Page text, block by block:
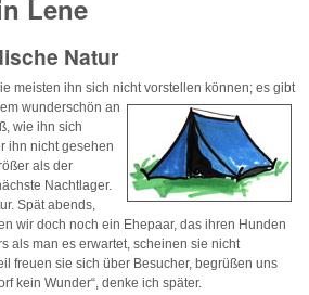
Lene
Natur
meisten ihn sich nicht vorstellen können; es gibt
wunderschön an
wie ihn sich
ihn nicht gesehen
als der
Nachtlager.
Spät abends,
wir doch noch ein Ehepaar, das ihren Hunden
als man es erwartet, scheinen sie nicht
freuen sie sich über Besucher, begrüßen uns
kein Wunder“, denke ich später.